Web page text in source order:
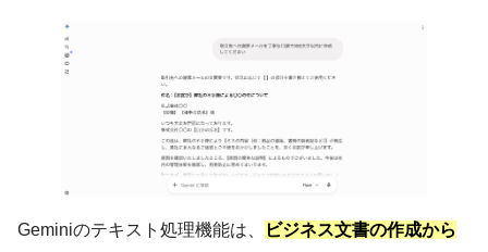
Geminiのテキスト処理機能は、
ビジネス文書の作成から